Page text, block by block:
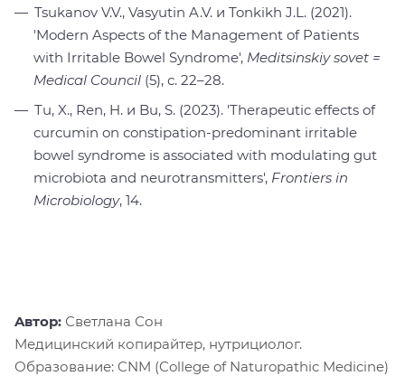
Tsukanov V.V., Vasyutin A.V. и Tonkikh J.L. (2021).
'Modern Aspects of the Management of Patients
with Irritable Bowel Syndrome', Meditsinskiy sovet =
Medical Council (5), с. 22–28.
Tu, X., Ren, H. и Bu, S. (2023). 'Therapeutic effects of
curcumin on constipation-predominant irritable
bowel syndrome is associated with modulating gut
microbiota and neurotransmitters', Frontiers in
Microbiology, 14.
Aвтор: Светлана Сон
Медицинский копирайтер, нутрициолог.
Образование: CNM (College of Naturopathic Medicine)